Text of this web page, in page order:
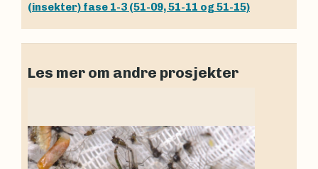
(insekter) fase 1-3 (51-09, 51-11 og 51-15)
Les mer om andre prosjekter